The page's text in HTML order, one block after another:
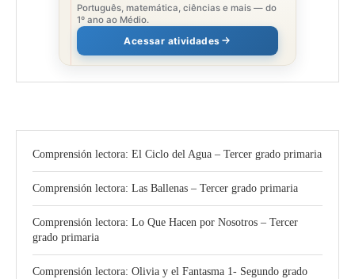
Português, matemática, ciências e mais — do
1º ano ao Médio.
Acessar atividades
Comprensión lectora: El Ciclo del Agua – Tercer grado primaria
Comprensión lectora: Las Ballenas – Tercer grado primaria
Comprensión lectora: Lo Que Hacen por Nosotros – Tercer
grado primaria
Comprensión lectora: Olivia y el Fantasma 1- Segundo grado